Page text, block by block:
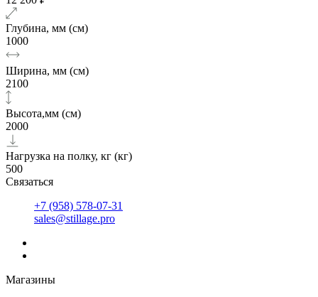
Глубина, мм (см)
1000
Ширина, мм (см)
2100
Высота,мм (см)
2000
Нагрузка на полку, кг (кг)
500
Связаться
+7 (958) 578-07-31
sales@stillage.pro
Магазины